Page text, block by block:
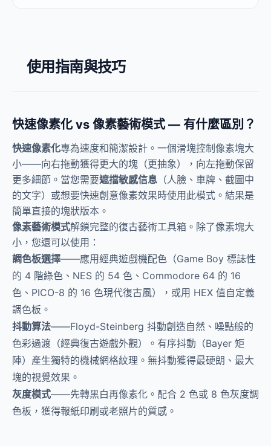
使用指南與技巧
快速像素化 vs 像素藝術模式 — 有什麼區別？
快速像素化專為速度和簡潔設計。一個滑塊控制像素塊大
小——向右拖動獲得更大的塊（更抽象），向左拖動保留
更多細節。當您需要遮擋敏感信息 （人臉、車牌、截圖中
的文字）或想要快速創意像素效果時使用此模式。結果是
簡單直接的塊狀版本。
像素藝術模式解鎖完整的復古藝術工具箱。除了像素塊大
小，您還可以使用：
調色板選擇——應用經典遊戲機配色（Game Boy 標誌性
的 4 階綠色、NES 的 54 色、Commodore 64 的 16
色、PICO-8 的 16 色現代復古風），或用 HEX 值自定義
調色板。
抖動算法——Floyd-Steinberg 抖動創造自然、噪點般的
色彩過渡（經典復古遊戲外觀）。有序抖動（Bayer 矩
陣）產生獨特的機械網格紋理。無抖動獲得最硬朗、最大
塊的視覺效果。
灰度模式——先轉黑白再像素化。配合 2 色或 8 色灰度調
色板，獲得報紙印刷或老照片的質感。